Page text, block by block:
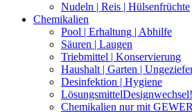
Nudeln | Reis | Hülsenfrüchte
Chemikalien
Pool | Erhaltung | Abhilfe
Säuren | Laugen
Triebmittel | Konservierung
Haushalt | Garten |
Desinfektion | Hygiene
LösungsmittelDesignwechsel!
Chemikalien nur mit